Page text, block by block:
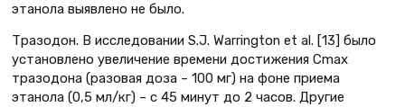
этанола выявлено не было.
Тразодон. В исследовании S.J. Warrington et al. [13] было
установлено увеличение времени достижения Cmax
тразодона (разовая доза – 100 мг) на фоне приема
этанола (0,5 мл/кг) – с 45 минут до 2 часов. Другие